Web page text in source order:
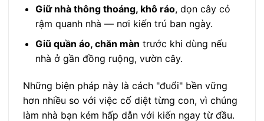
Giữ nhà thông thoáng, khô ráo, dọn cây cỏ
rậm quanh nhà — nơi kiến trú ban ngày.
Giũ quần áo, chăn màn trước khi dùng nếu
nhà ở gần đồng ruộng, vườn cây.
Những biện pháp này là cách "đuổi" bền vững
hơn nhiều so với việc cố diệt từng con, vì chúng
làm nhà bạn kém hấp dẫn với kiến ngay từ đầu.